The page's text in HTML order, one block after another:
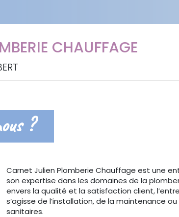
CHAUFFAGE
?
Carnet Julien Plomberie Chauffage est une
son expertise dans les domaines de la
envers la qualité et la satisfaction client,
s’agisse de l’installation, de la maintenance
sanitaires.